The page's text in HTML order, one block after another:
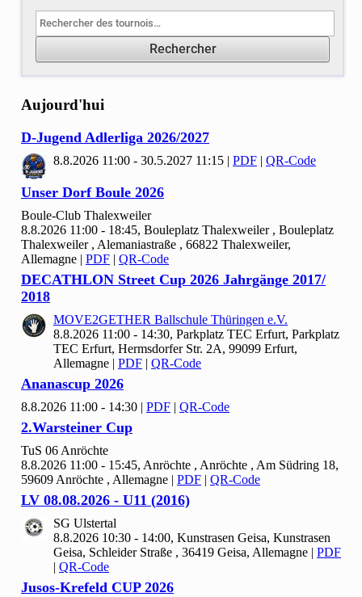
Rechercher
Aujourd'hui
D-Jugend Adlerliga 2026/2027
8.8.2026 11:00 - 30.5.2027 11:15 | PDF | QR-Code
Unser Dorf Boule 2026
Boule-Club Thalexweiler
8.8.2026 11:00 - 18:45, Bouleplatz Thalexweiler , Bouleplatz
Thalexweiler , Alemaniastraße , 66822 Thalexweiler,
Allemagne | PDF | QR-Code
DECATHLON Street Cup 2026 Jahrgänge 2017/
2018
MOVE2GETHER Ballschule Thüringen e.V.
8.8.2026 11:00 - 14:30, Parkplatz TEC Erfurt, Parkplatz
TEC Erfurt, Hermsdorfer Str. 2A, 99099 Erfurt,
Allemagne | PDF | QR-Code
Ananascup 2026
8.8.2026 11:00 - 14:30 | PDF | QR-Code
2.Warsteiner Cup
TuS 06 Anröchte
8.8.2026 11:00 - 15:45, Anröchte , Anröchte , Am Südring 18,
59609 Anröchte , Allemagne | PDF | QR-Code
LV 08.08.2026 - U11 (2016)
SG Ulstertal
8.8.2026 10:30 - 14:00, Kunstrasen Geisa, Kunstrasen
Geisa, Schleider Straße , 36419 Geisa, Allemagne
PDF
QR-Code
Jusos-Krefeld CUP 2026